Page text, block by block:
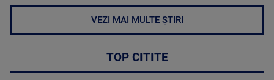
VEZI MAI MULTE ȘTIRI
TOP CITITE